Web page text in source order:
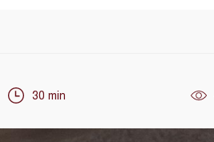
30 min